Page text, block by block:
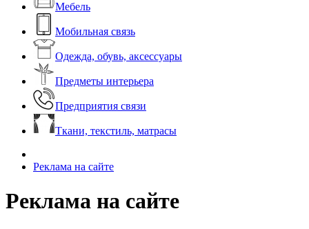
Мебель
Мобильная связь
Одежда, обувь, аксессуары
Предметы интерьера
Предприятия связи
Ткани, текстиль, матрасы
Реклама на сайте
Реклама на сайте